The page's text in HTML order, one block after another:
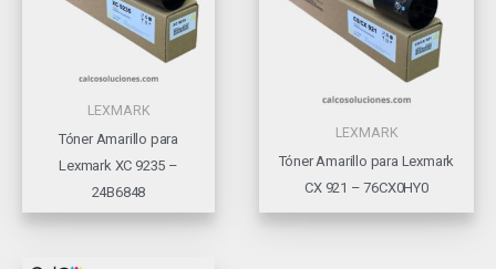
LEXMARK
Tóner Amarillo para
Lexmark XC 9235 –
24B6848
LEXMARK
Tóner Amarillo para Lexmark
CX 921 – 76CX0HY0